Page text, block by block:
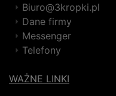
Biuro@3kropki.pl
Dane firmy
Messenger
Telefony
WAŻNE LINKI